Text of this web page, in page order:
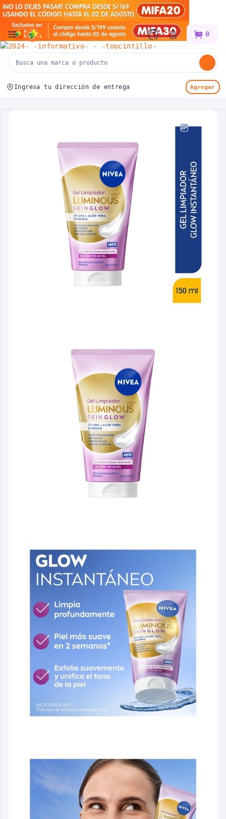
Mifarma 0
Ingresa tu dirección de entrega Agregar